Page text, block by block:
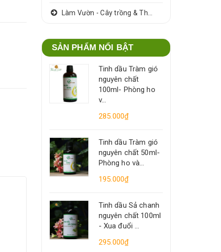
Làm Vườn - Cây trồng & Thảo dược
SẢN PHẨM NỔI BẬT
Tinh dầu Tràm gió
nguyên chất
100ml- Phòng ho
v...
285.000₫
Tinh dầu Tràm gió
nguyên chất 50ml-
Phòng ho và...
195.000₫
Tinh dầu Sả chanh
nguyên chất 100ml
- Xua đuổi ...
295.000₫